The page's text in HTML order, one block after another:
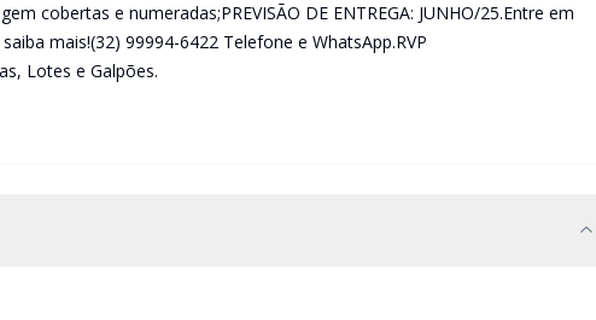
cobertas e numeradas;PREVISÃO DE ENTREGA: JUNHO/25.Entre em
mais!(32) 99994-6422 Telefone e WhatsApp.RVP
Lotes e Galpões.